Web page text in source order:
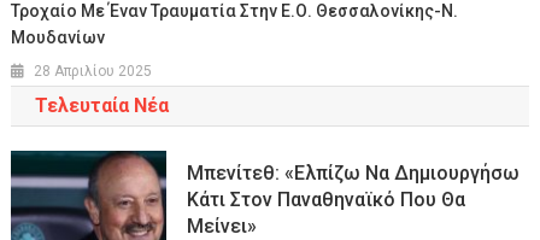
Τροχαίο Με Έναν Τραυματία Στην Ε.ο. Θεσσαλονίκης-Ν.
Μουδανίων
28 Απριλίου 2025
Τελευταία Νέα
Μπενίτεθ: «Ελπίζω Να Δημιουργήσω
Κάτι Στον Παναθηναϊκό Που Θα
Μείνει»